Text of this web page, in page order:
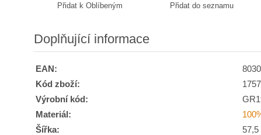
Přidat k Oblíbeným Přidat do seznamu
Doplňující informace
EAN:
Kód zboží:
Výrobní kód:
Materiál:
Šířka:
57,5